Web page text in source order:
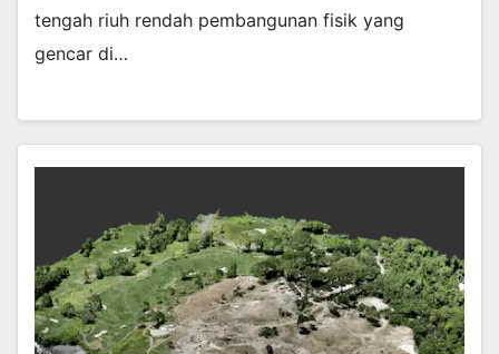
tengah riuh rendah pembangunan fisik yang
gencar di…